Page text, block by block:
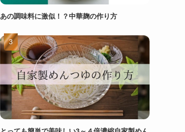
あの調味料に激似！？中華麹の作り方